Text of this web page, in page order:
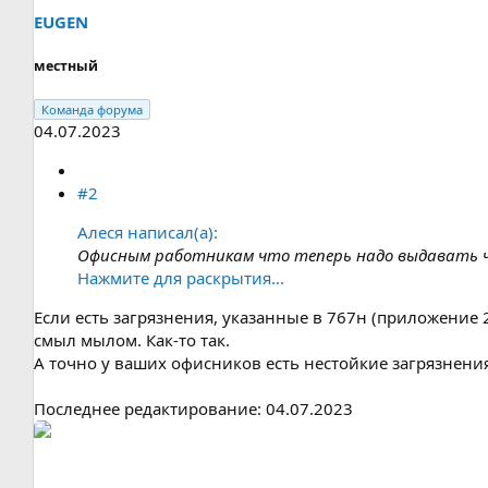
EUGEN
местный
Команда форума
04.07.2023
#2
Алеся написал(а):
Офисным работникам что теперь надо выдавать
Нажмите для раскрытия...
Если есть загрязнения, указанные в 767н
смыл мылом. Как-то так.
А точно у ваших офисников есть нестойкие
Последнее редактирование:04.07.2023